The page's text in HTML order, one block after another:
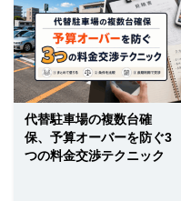
代替駐車場の複数台確
保、予算オーバーを防ぐ3
つの料金交渉テクニック